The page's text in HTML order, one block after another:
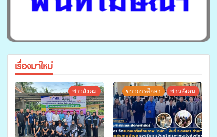
เรื่องมาใหม่
ข่าวสังคม ข่าวการศึกษา ข่าวสังคม